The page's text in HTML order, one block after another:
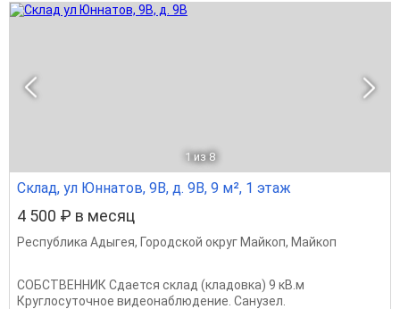
1 из 8
Склад, ул Юннатов, 9В, д. 9В, 9 м², 1 этаж
4 500 ₽ в месяц
Республика Адыгея, Городской округ Майкоп, Майкоп
СОБСТВЕННИК Сдается склад (кладовка) 9 кВ.м
Круглосуточное видеонаблюдение. Санузел.